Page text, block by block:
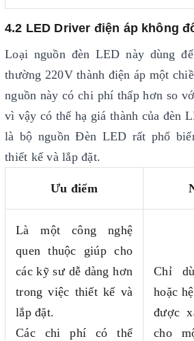
4.2 LED Driver điện áp không
Loại nguồn đèn LED này dùng
thường 220V thành điện áp một
nguồn này có chi phí thấp hơn so
vì vậy có thể hạ giá thành của đèn
là bộ nguồn Đèn LED rất phổ
thiết kế và lắp đặt.
Ưu điểm
Là một công nghệ
quen thuộc giúp cho
các kỹ sư dễ dàng hơn
trong việc thiết kế và
lắp đặt.
Các chi phí có thể
Chỉ
hoặc
được
cho